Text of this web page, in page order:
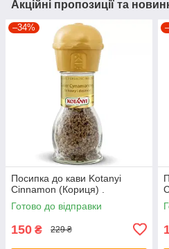
Акційні пропозиції та
–34%
Посипка до кави Kotanyi
Cinnamon (Кориця) .
Готово до відправки
150 ₴ 229 ₴